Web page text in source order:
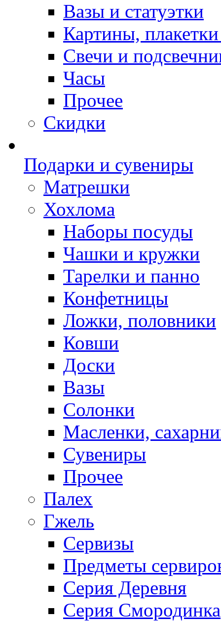
Вазы и статуэтки
Картины,
Свечи и
Часы
Прочее
Скидки
Подарки и сувениры
Матрешки
Хохлома
Наборы посуды
Чашки и кружки
Тарелки и панно
Конфетницы
Ложки, половники
Ковши
Доски
Вазы
Солонки
Масленки,
Сувениры
Прочее
Палех
Гжель
Сервизы
Предметы
Серия Деревня
Серия Смородинка